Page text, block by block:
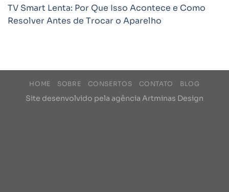
TV Smart Lenta: Por Que Isso Acontece e Como
Resolver Antes de Trocar o Aparelho
HOME SOBRE CONSERTOS CONTATO BLOG
Site desenvolvido pela agência Artminas Design